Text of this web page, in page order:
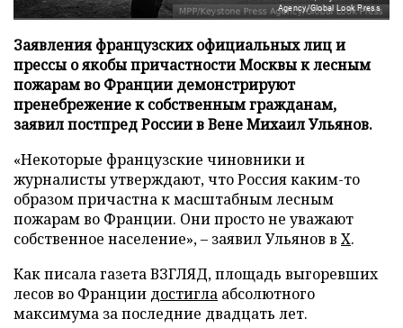
Agency/Global Look Press
Заявления французских официальных лиц и
прессы о якобы причастности Москвы к лесным
пожарам во Франции демонстрируют
пренебрежение к собственным гражданам,
заявил постпред России в Вене Михаил Ульянов.
«Некоторые французские чиновники и
журналисты утверждают, что Россия каким-то
образом причастна к масштабным лесным
пожарам во Франции. Они просто не уважают
собственное население», – заявил Ульянов в X.
Как писала газета ВЗГЛЯД, площадь выгоревших
лесов во Франции достигла абсолютного
максимума за последние двадцать лет.